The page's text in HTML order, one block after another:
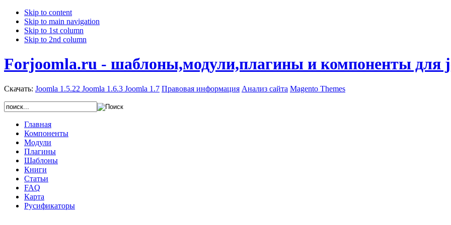
Skip to content
Skip to main navigation
Skip to 1st column
Skip to 2nd column
Forjoomla.ru - шаблоны,модули,плагины и компоненты для
Скачать: Joomla 1.5.22 Joomla 1.6.3 Joomla 1.7 Правовая информация Анализ сайта Magento Themes
Главная
Компоненты
Модули
Плагины
Шаблоны
Книги
Статьи
FAQ
Карта
Русификаторы